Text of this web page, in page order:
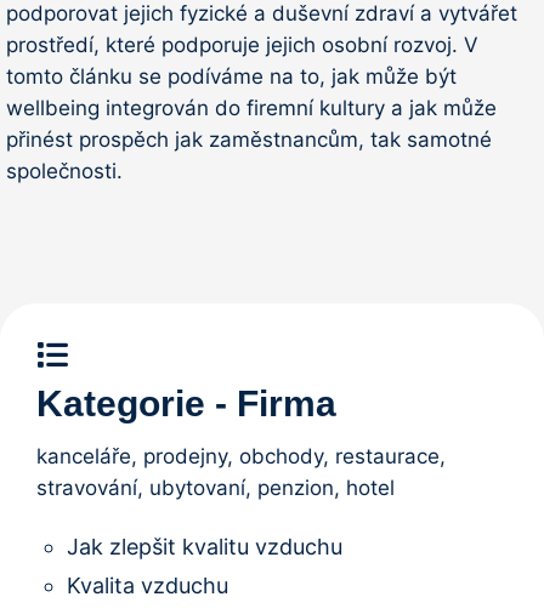
podporovat jejich fyzické a duševní zdraví a vytvářet
prostředí, které podporuje jejich osobní rozvoj. V
tomto článku se podíváme na to, jak může být
wellbeing integrován do firemní kultury a jak může
přinést prospěch jak zaměstnancům, tak samotné
společnosti.
Kategorie - Firma
kanceláře, prodejny, obchody, restaurace,
stravování, ubytovaní, penzion, hotel
Jak zlepšit kvalitu vzduchu
Kvalita vzduchu